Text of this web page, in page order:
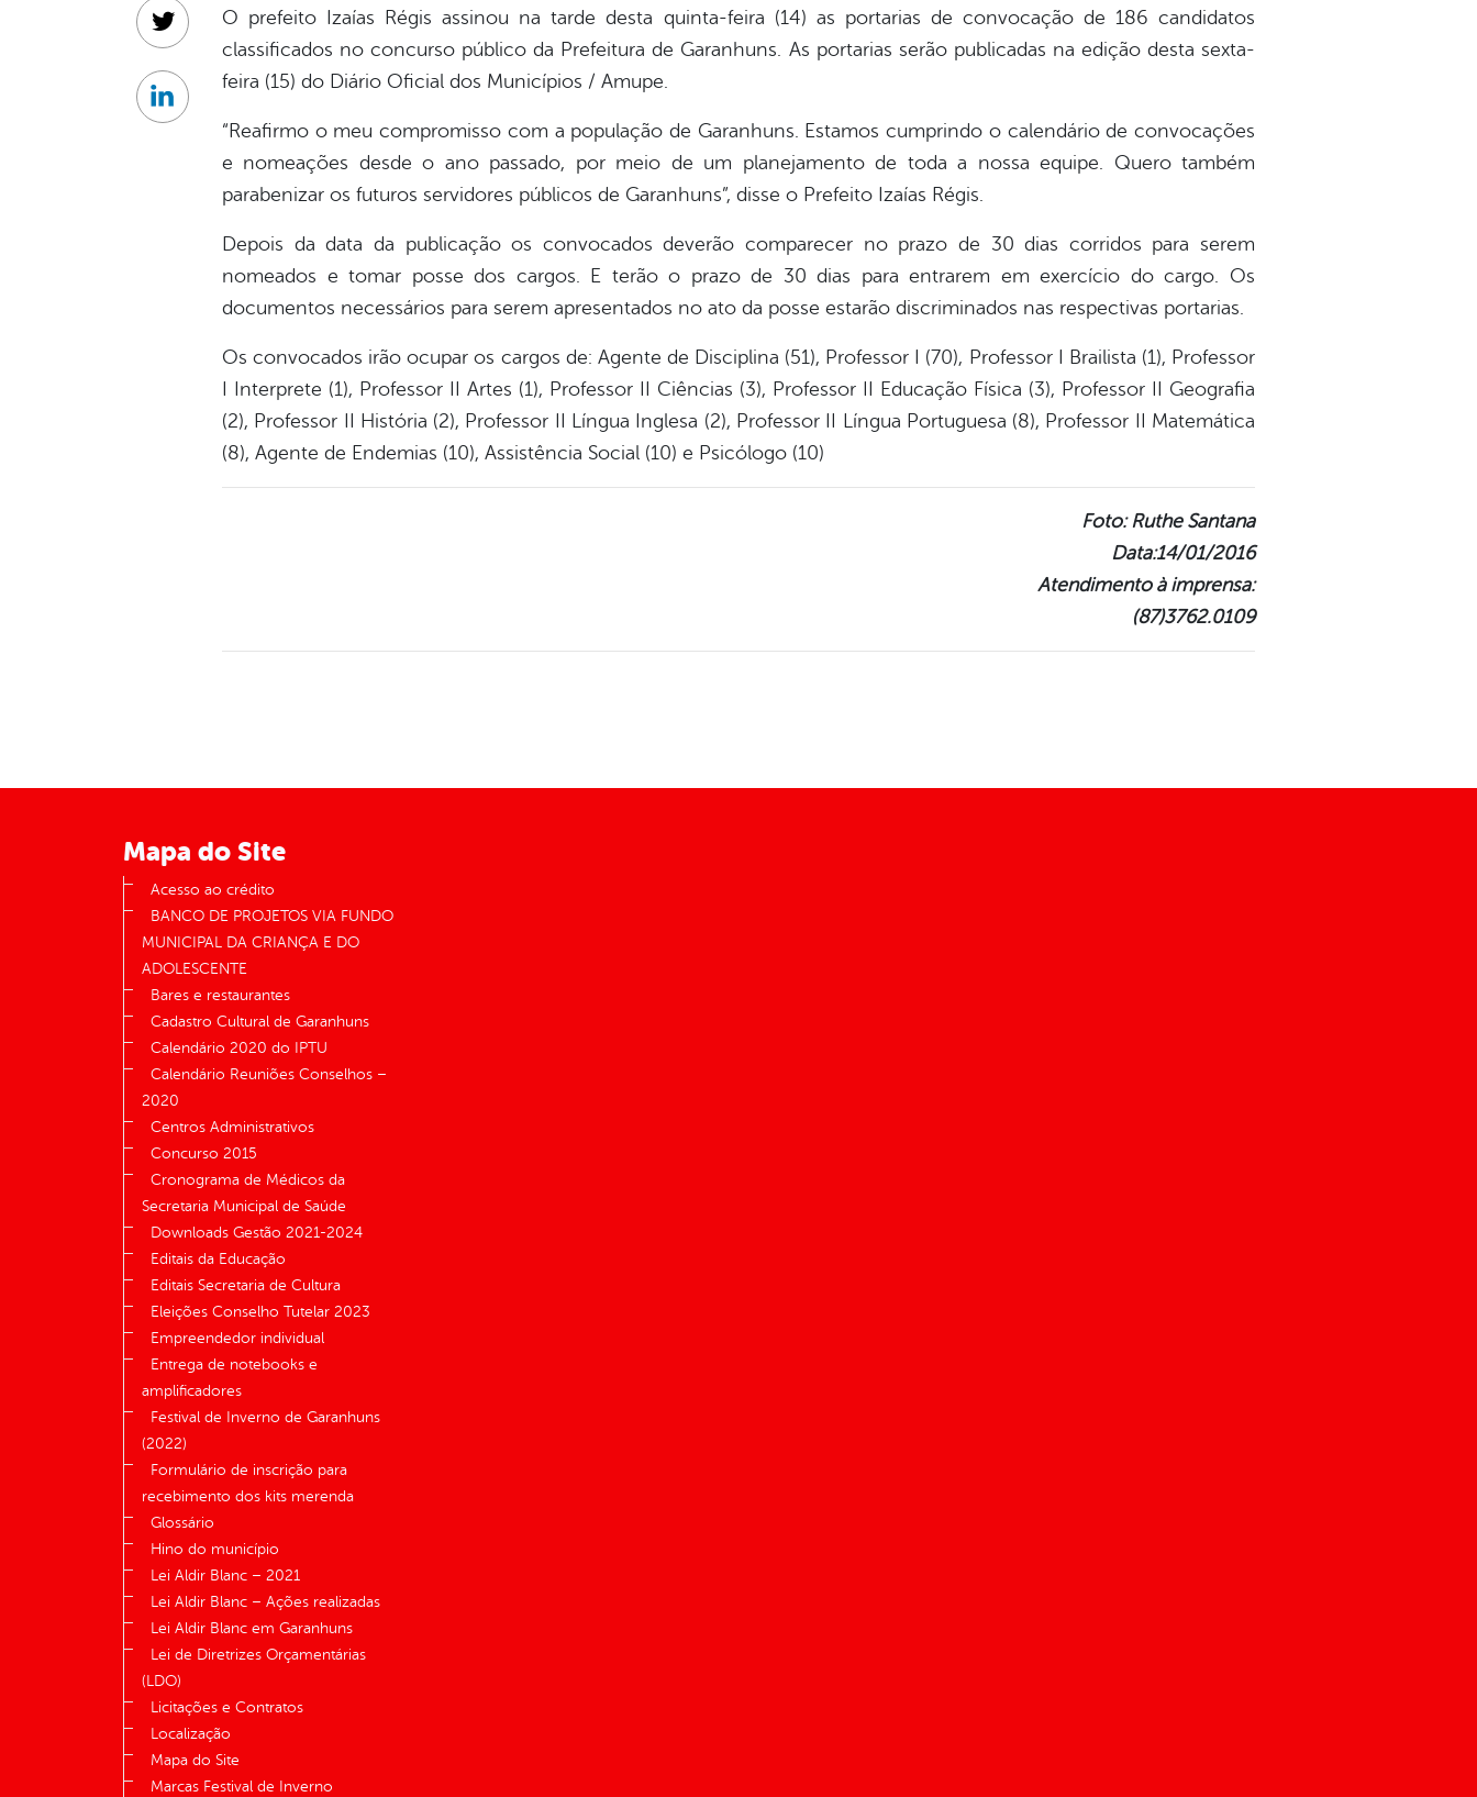
O prefeito Izaías Régis assinou na tarde desta quinta-feira (14) as portarias de convocação de 186 candidatos
classificados no concurso público da Prefeitura de Garanhuns. As portarias serão publicadas na edição desta sexta-
feira (15) do Diário Oficial dos Municípios / Amupe.
“Reafirmo o meu compromisso com a população de Garanhuns. Estamos cumprindo o calendário de convocações
e nomeações desde o ano passado, por meio de um planejamento de toda a nossa equipe. Quero também
parabenizar os futuros servidores públicos de Garanhuns”, disse o Prefeito Izaías Régis.
Depois da data da publicação os convocados deverão comparecer no prazo de 30 dias corridos para serem
nomeados e tomar posse dos cargos. E terão o prazo de 30 dias para entrarem em exercício do cargo. Os
documentos necessários para serem apresentados no ato da posse estarão discriminados nas respectivas portarias.
Os convocados irão ocupar os cargos de: Agente de Disciplina (51), Professor I (70), Professor I Brailista (1), Professor
I Interprete (1), Professor II Artes (1), Professor II Ciências (3), Professor II Educação Física (3), Professor II Geografia
(2), Professor II História (2), Professor II Língua Inglesa (2), Professor II Língua Portuguesa (8), Professor II Matemática
(8), Agente de Endemias (10), Assistência Social (10) e Psicólogo (10)
Foto: Ruthe Santana
Data:14/01/2016
Atendimento à imprensa:
(87)3762.0109
Twitter
Linkedin
Mapa do Site
Acesso ao crédito
BANCO DE PROJETOS VIA FUNDO
MUNICIPAL DA CRIANÇA E DO
ADOLESCENTE
Bares e restaurantes
Cadastro Cultural de Garanhuns
Calendário 2020 do IPTU
Calendário Reuniões Conselhos –
2020
Centros Administrativos
Concurso 2015
Cronograma de Médicos da
Secretaria Municipal de Saúde
Downloads Gestão 2021-2024
Editais da Educação
Editais Secretaria de Cultura
Eleições Conselho Tutelar 2023
Empreendedor individual
Entrega de notebooks e
amplificadores
Festival de Inverno de Garanhuns
(2022)
Formulário de inscrição para
recebimento dos kits merenda
Glossário
Hino do município
Lei Aldir Blanc – 2021
Lei Aldir Blanc – Ações realizadas
Lei Aldir Blanc em Garanhuns
Lei de Diretrizes Orçamentárias
(LDO)
Licitações e Contratos
Localização
Mapa do Site
Marcas Festival de Inverno